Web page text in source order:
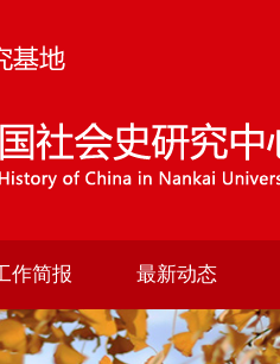
作简报 最新动态